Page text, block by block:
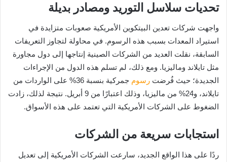
تحديات سلاسل التوريد ومصادر بديلة
واجهت شركات تعدين البيتكوين الأمريكية صعوبات متزايدة في
استيراد المعدات بسبب هذه الرسوم. في محاولة لتجاوز التعريفات
السابقة، نقلت العديد من الشركات الصينية إنتاجها إلى دول مجاورة
مثل تايلاند وماليزيا. ومع ذلك، لم تسلم هذه الدول من الإجراءات
الجديدة؛ حيث فُرضت رسوم
جمركية بنسبة 36% على الواردات من
تايلاند، و24% من ماليزيا، وذلك اعتبارًا من 9 أبريل. نتيجة لذلك، زادت
الضغوط على الشركات الأمريكية التي تعتمد على هذه الأسواق.
استجابات سريعة من الشركات
ردًا على هذا الواقع الجديد، سارعت الشركات الأمريكية إلى تعديل